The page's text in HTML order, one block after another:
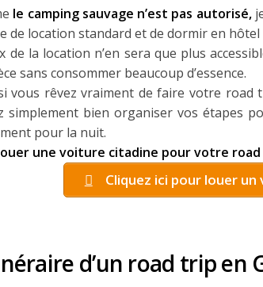
le camping sauvage n’est pas autorisé,
de location standard et de dormir en hôtel
de la location n’en sera que plus
sans consommer beaucoup d’essence.
vous rêvez vraiment de faire votre road
simplement bien organiser vos étapes
pour la nuit.
une voiture citadine pour votre road
Cliquez ici pour louer un
d’un road trip en